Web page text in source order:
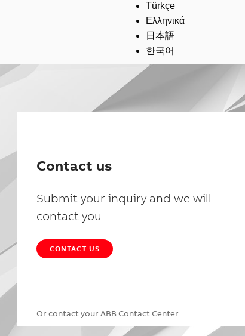
Türkçe
Ελληνικά
日本語
한국어
Contact us
Submit your inquiry and we will
contact you
CONTACT US
Or contact your ABB Contact Center